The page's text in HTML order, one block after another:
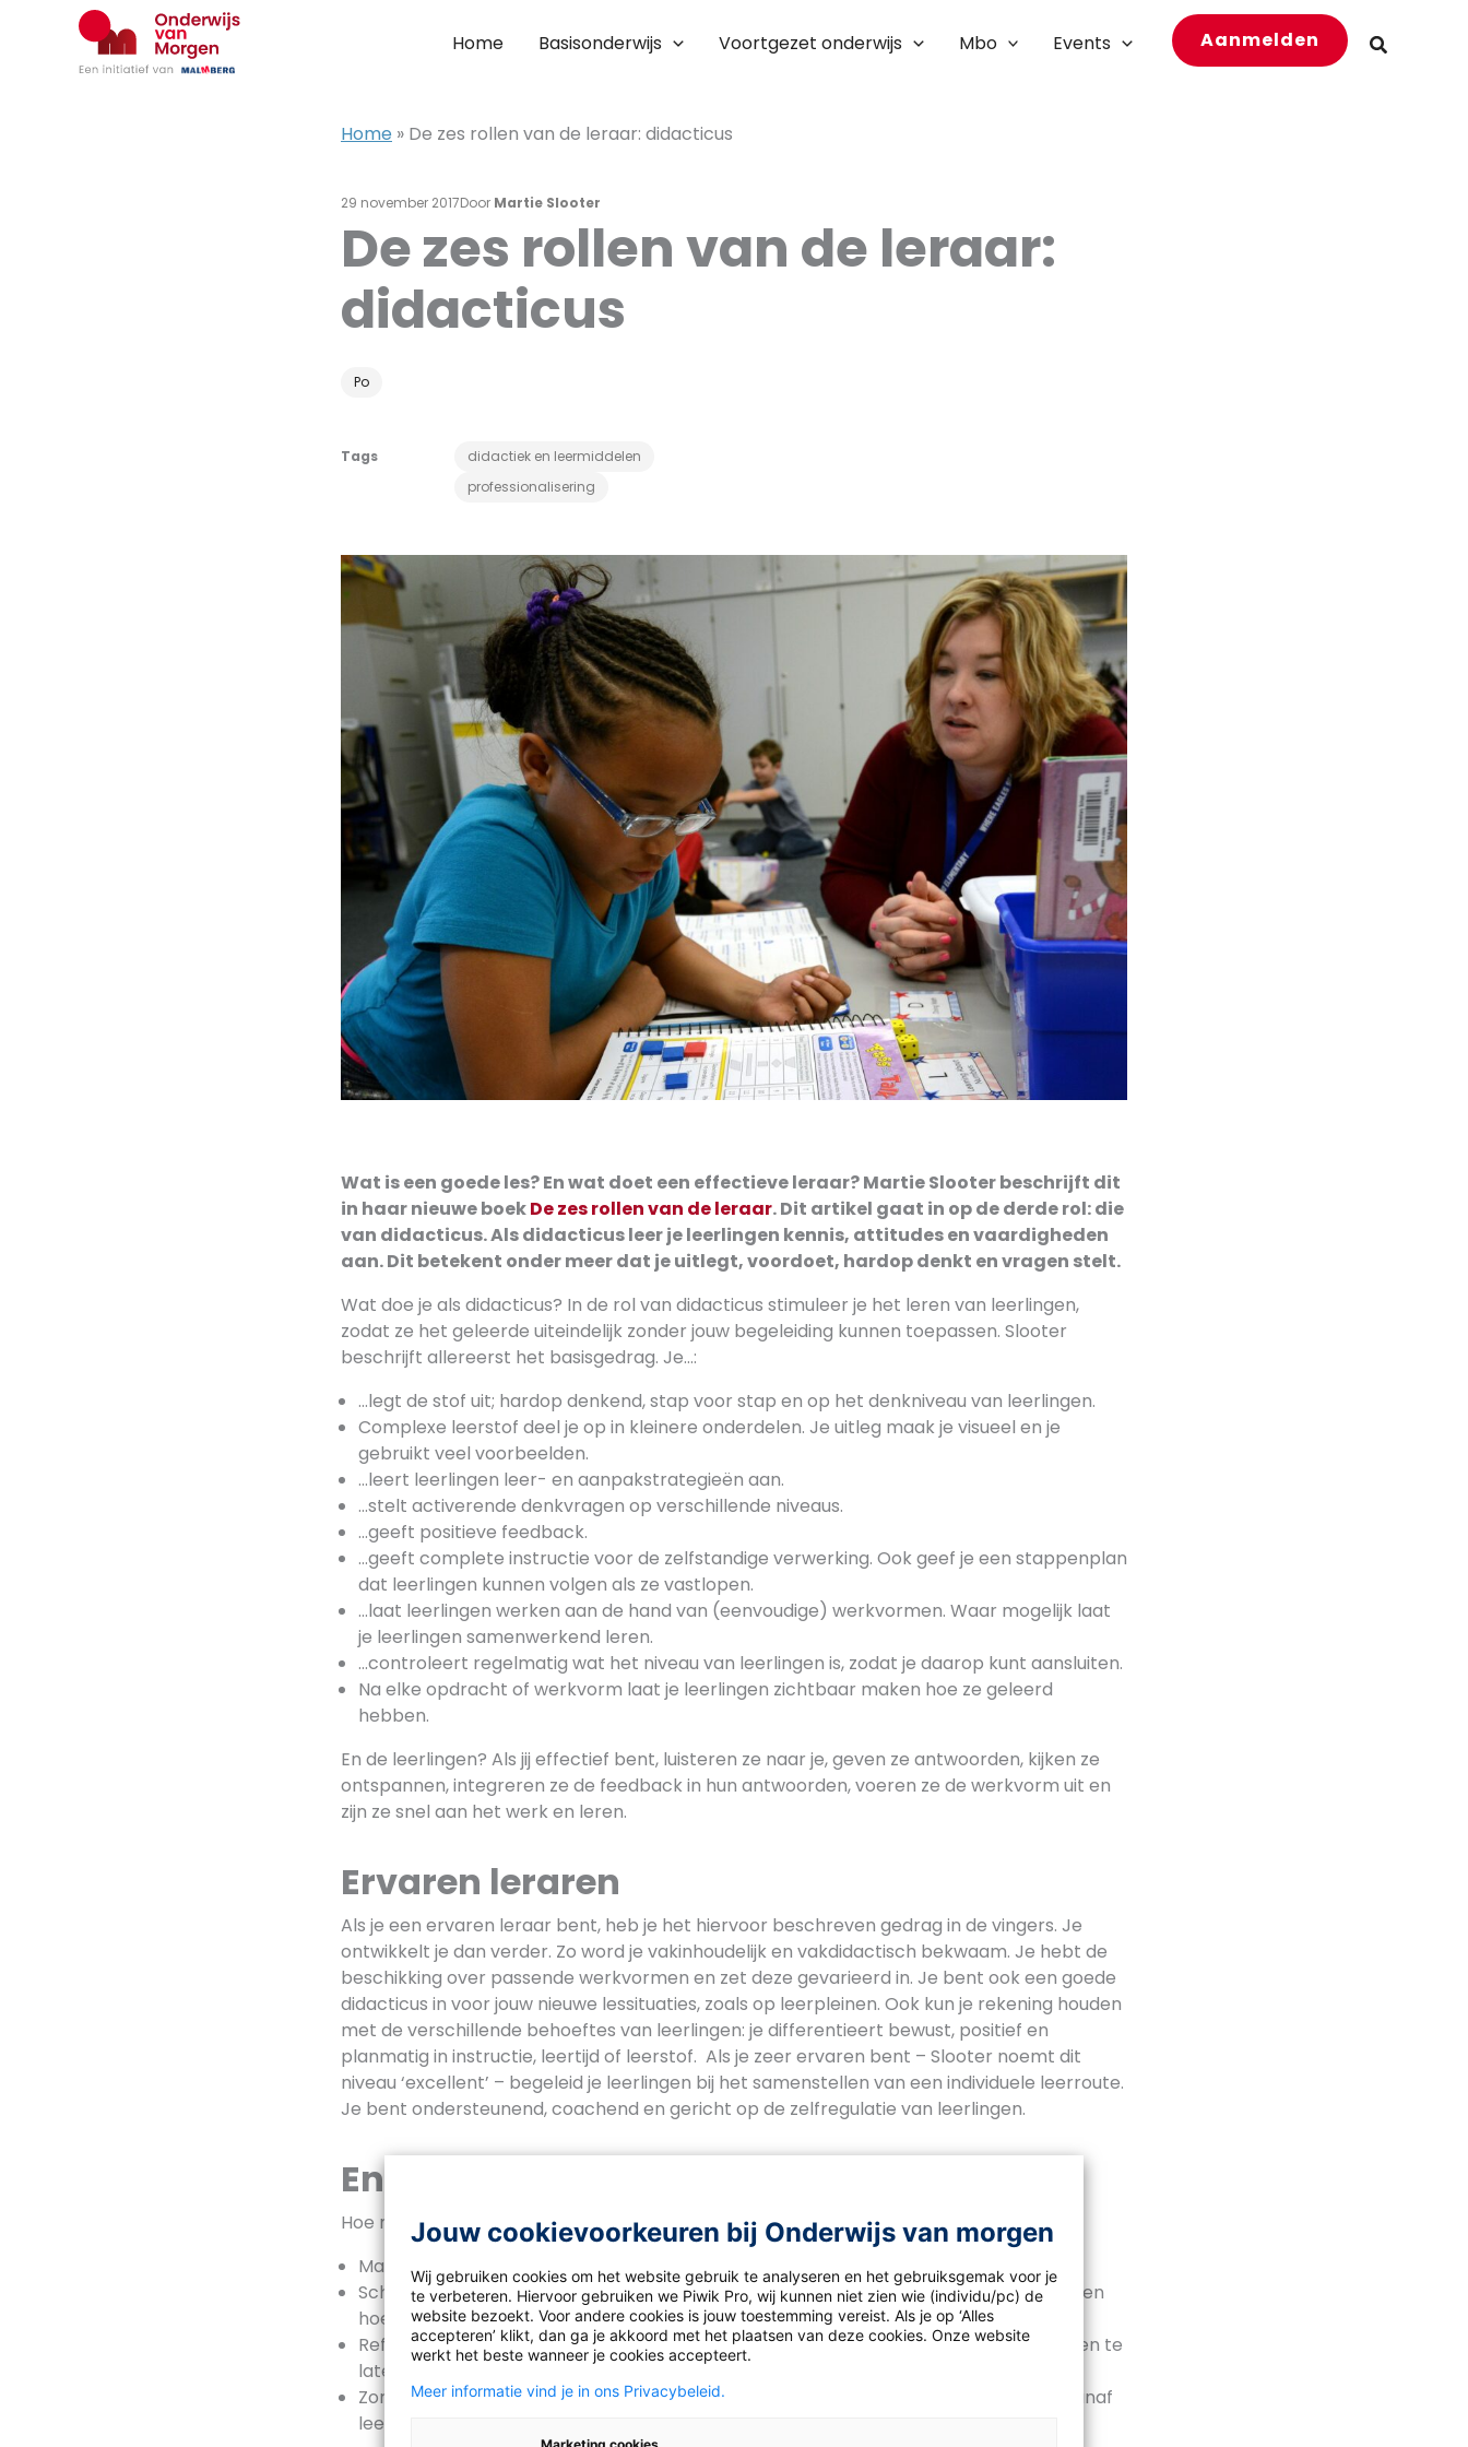
Home Basisonderwijs Voortgezet onderwijs Mbo Events Aanmelden Zoeken
Home » De zes rollen van de leraar: didacticus
29 november 2017Door Martie Slooter
Po
Tags
didactiek en leermiddelen
professionalisering
De zes rollen van de leraar:
didacticus
Wat is een goede les? En wat doet een effectieve leraar? Martie Slooter beschrijft dit
in haar nieuwe boekDe zes rollen van de leraar. Dit artikel gaat in op de derde rol: die
van didacticus. Als didacticus leer je leerlingen kennis, attitudes en vaardigheden
aan. Dit betekent onder meer dat je uitlegt, voordoet, hardop denkt en vragen stelt.
Wat doe je als didacticus? In de rol van didacticus stimuleer je het leren van leerlingen,
zodat ze het geleerde uiteindelijk zonder jouw begeleiding kunnen toepassen. Slooter
beschrijft allereerst het basisgedrag. Je…:
…legt de stof uit; hardop denkend, stap voor stap en op het denkniveau van leerlingen.
Complexe leerstof deel je op in kleinere onderdelen. Je uitleg maak je visueel en je
gebruikt veel voorbeelden.
…leert leerlingen leer- en aanpakstrategieën aan.
…stelt activerende denkvragen op verschillende niveaus.
…geeft positieve feedback.
…geeft complete instructie voor de zelfstandige verwerking. Ook geef je een stappenplan
dat leerlingen kunnen volgen als ze vastlopen.
…laat leerlingen werken aan de hand van (eenvoudige) werkvormen. Waar mogelijk laat
je leerlingen samenwerkend leren.
…controleert regelmatig wat het niveau van leerlingen is, zodat je daarop kunt aansluiten.
Na elke opdracht of werkvorm laat je leerlingen zichtbaar maken hoe ze geleerd
hebben.
En de leerlingen? Als jij effectief bent, luisteren ze naar je, geven ze antwoorden, kijken ze
ontspannen, integreren ze de feedback in hun antwoorden, voeren ze de werkvorm uit en
zijn ze snel aan het werk en leren.
Ervaren leraren
Als je een ervaren leraar bent, heb je het hiervoor beschreven gedrag in de vingers. Je
ontwikkelt je dan verder. Zo word je vakinhoudelijk en vakdidactisch bekwaam. Je hebt de
beschikking over passende werkvormen en zet deze gevarieerd in. Je bent ook een goede
didacticus in voor jouw nieuwe lessituaties, zoals op leerpleinen. Ook kun je rekening houden
met de verschillende behoeftes van leerlingen: je differentieert bewust, positief en
planmatig in instructie, leertijd of leerstof. Als je zeer ervaren bent – Slooter noemt dit
niveau ‘excellent’ – begeleid je leerlingen bij het samenstellen van een individuele leerroute.
Je bent ondersteunend, coachend en gericht op de zelfregulatie van leerlingen.
Enkele tips
Hoe maak jij je de rol van didacticus eigen?
Maak een duidelijke planning van je les en zorg dat deze organisatorisch op orde is.
Schrijf voor jezelf uit hoe je de stof op een begrijpelijke, aansprekende manier uitlegt en
hoe je deze ‘voordoet’.
Reflecteer op jouw leiderschapsgedrag. Dat jij leider bent, is voorwaarde om leerlingen te
laten leren.
Zorg ervoor dat je informatie hebt over de kennis en vaardigheden van leerlingen, vanaf
leerjaar 1. Dan kun je je onderwijs goed afstemmen.
Jouw cookievoorkeuren bij Onderwijs van morgen
Wij gebruiken cookies om het website gebruik te analyseren en het gebruiksgemak voor je
te verbeteren. Hiervoor gebruiken we Piwik Pro, wij kunnen niet zien wie (individu/pc) de
website bezoekt. Voor andere cookies is jouw toestemming vereist. Als je op ‘Alles
accepteren’ klikt, dan ga je akkoord met het plaatsen van deze cookies. Onze website
werkt het beste wanneer je cookies accepteert.
Meer informatie vind je in ons Privacybeleid.
Marketing cookies